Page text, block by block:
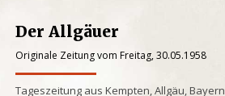
Der Allgäuer
Originale Zeitung vom Freitag, 30.05.1958
Tageszeitung aus Kempten, Allgäu, Bayern